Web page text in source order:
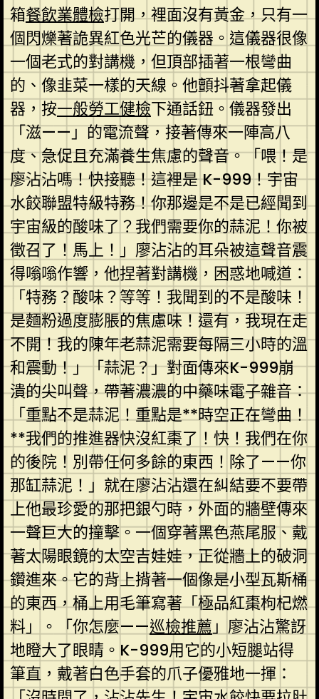
箱餐飲業體檢打開，裡面沒有黃金，只有一
個閃爍著詭異紅色光芒的儀器。這儀器很像
一個老式的對講機，但頂部插著一根彎曲
的、像韭菜一樣的天線。他顫抖著拿起儀
器，按一般勞工健檢下通話鈕。儀器發出
「滋——」的電流聲，接著傳來一陣高八
度、急促且充滿養生焦慮的聲音。「喂！是
廖沾沾嗎！快接聽！這裡是 K-999！宇宙
水餃聯盟特級特務！你那邊是不是已經聞到
宇宙級的酸味了？我們需要你的蒜泥！你被
徵召了！馬上！」廖沾沾的耳朵被這聲音震
得嗡嗡作響，他捏著對講機，困惑地喊道：
「特務？酸味？等等！我聞到的不是酸味！
是麵粉過度膨脹的焦慮味！還有，我現在走
不開！我的陳年老蒜泥需要每隔三小時的溫
和震動！」「蒜泥？」對面傳來K-999崩
潰的尖叫聲，帶著濃濃的中藥味電子雜音：
「重點不是蒜泥！重點是**時空正在彎曲！
**我們的推進器快沒紅棗了！快！我們在你
的後院！別帶任何多餘的東西！除了——你
那缸蒜泥！」就在廖沾沾還在糾結要不要帶
上他最珍愛的那把銀勺時，外面的牆壁傳來
一聲巨大的撞擊。一個穿著黑色燕尾服、戴
著太陽眼鏡的太空吉娃娃，正從牆上的破洞
鑽進來。它的背上揹著一個像是小型瓦斯桶
的東西，桶上用毛筆寫著「極品紅棗枸杞燃
料」。「你怎麼——巡檢推薦 」廖沾沾驚訝
地瞪大了眼睛。K-999用它的小短腿站得
筆直，戴著白色手套的爪子優雅地一揮：